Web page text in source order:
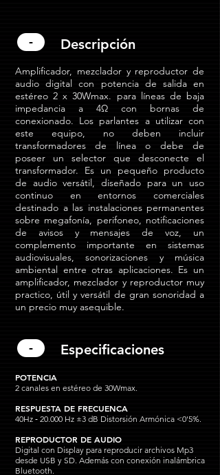
- Descripción
Amplificador, mezclador y reproductor de
audio digital con potencia de salida en
estéreo 2 x 30Wmax. para líneas de baja
impedancia a 4Ω con bornas de
conexionado. Los parlantes a utilizar con
este equipo, no deben incluir
transformadores de línea o debe de
poseer un selector que desconecte el
transformador. Es un pequeño producto
de audio versátil, diseñado para un uso
continuo en entornos comerciales
destinado a las instalaciones permanentes
sobre megafonía, perifoneo, notificaciones
de avisos y mensajes de voz, un
complemento importante en sistemas
audiovisuales, sonorizaciones y música
ambiental entre otras aplicaciones. Es un
amplificador, mezclador y reproductor muy
practico, útil y versátil de gran sonoridad a
un precio muy asequible.
- Especificaciones
POTENCIA
2 canales en estéreo de 30Wmax.
RESPUESTA DE FRECUENCA
40Hz ‐ 20.000 Hz ±3 dB Distorsión Armónica <0'5%.
REPRODUCTOR DE AUDIO
Digital con Display para reproducir archivos Mp3
desde USB y SD. Además con conexión inalámbrica
Bluetooth.